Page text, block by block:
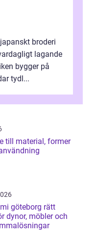
broderi
lagande
bygger på
tydl...
göteborg rätt
dynor, möbler och